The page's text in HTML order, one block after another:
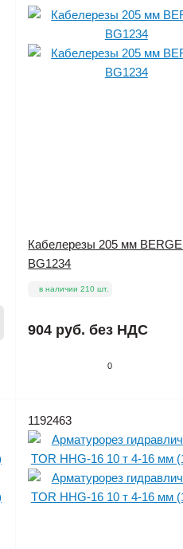
0
Кабелерезы 205 мм
BG1234
в наличии 210 шт.
904 руб. без НДС
1192463